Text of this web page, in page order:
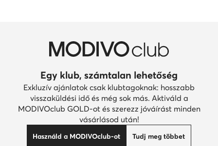
Egy klub, számtalan lehetőség
Exkluzív ajánlatok csak klubtagoknak: hosszabb
visszaküldési idő és még sok más. Aktiváld a
MODIVOclub GOLD-ot és szerezz jóváírást minden
vásárlásod után!
Használd a MODIVOclub-ot Tudj meg többet